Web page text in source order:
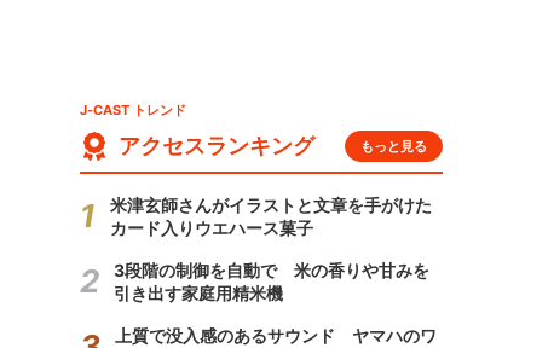
J-CAST トレンド
アクセスランキング もっと見る
米津玄師さんがイラストと文章を手がけた
カード入りウエハース菓子
3段階の制御を自動で 米の香りや甘みを
引き出す家庭用精米機
上質で没入感のあるサウンド ヤマハのワ